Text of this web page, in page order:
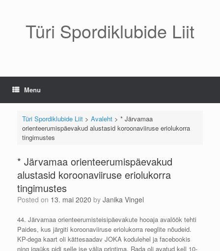
Türi Spordiklubide Liit
Menu
Türi Spordiklubide Liit> Avaleht> * Järvamaa
orienteerumispäevakud alustasid koroonaviiruse eriolukorra
tingimustes
* Järvamaa orienteerumispäevakud
alustasid koroonaviiruse eriolukorra
tingimustes
Posted on 13. mai 2020 by Janika Vingel
44. Järvamaa orienteerumisteisipäevakute hooaja avalöök tehti
Paides, kus järgiti koroonaviiruse eriolukorra reeglite nõudeid.
KP-dega kaart oli kättesaadav JOKA kodulehel ja facebookis
ning igaüks pidi selle ise välja printima. Rada oli avatud kell 10-